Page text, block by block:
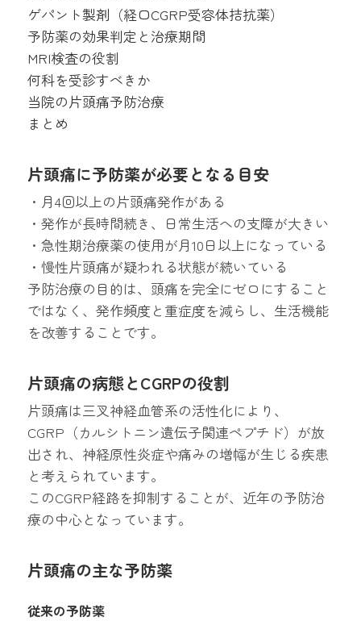
ゲパント製剤（経口CGRP受容体拮抗薬）
予防薬の効果判定と治療期間
MRI検査の役割
何科を受診すべきか
当院の片頭痛予防治療
まとめ
片頭痛に予防薬が必要となる目安
・月4回以上の片頭痛発作がある
・発作が長時間続き、日常生活への支障が大きい
・急性期治療薬の使用が月10日以上になっている
・慢性片頭痛が疑われる状態が続いている
予防治療の目的は、頭痛を完全にゼロにすること
ではなく、発作頻度と重症度を減らし、生活機能
を改善することです。
片頭痛の病態とCGRPの役割
片頭痛は三叉神経血管系の活性化により、
CGRP（カルシトニン遺伝子関連ペプチド）が放
出され、神経原性炎症や痛みの増幅が生じる疾患
と考えられています。
このCGRP経路を抑制することが、近年の予防治
療の中心となっています。
片頭痛の主な予防薬
従来の予防薬